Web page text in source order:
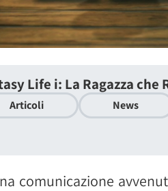
Life i: La Ragazza che
Articoli News
comunicazione